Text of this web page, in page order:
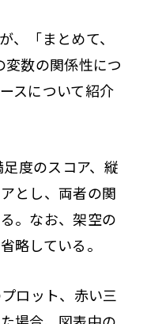
、「まとめて、
数の関係性につ
スについて紹介
度のスコア、縦
とし、両者の関
。なお、架空の
略している。
ロット、赤い三